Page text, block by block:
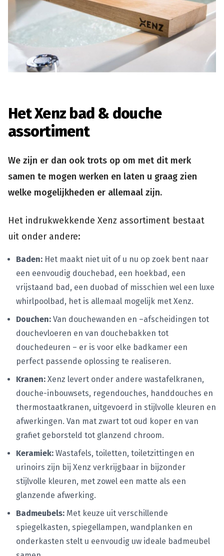
Het Xenz bad & douche
assortiment
We zijn er dan ook trots op om met dit merk
samen te mogen werken en laten u graag zien
welke mogelijkheden er allemaal zijn.
Het indrukwekkende Xenz assortiment bestaat
uit onder andere:
Baden: Het maakt niet uit of u nu op zoek bent naar
een eenvoudig douchebad, een hoekbad, een
vrijstaand bad, een duobad of misschien wel een luxe
whirlpoolbad, het is allemaal mogelijk met Xenz.
Douchen: Van douchewanden en –afscheidingen tot
douchevloeren en van douchebakken tot
douchedeuren – er is voor elke badkamer een
perfect passende oplossing te realiseren.
Kranen: Xenz levert onder andere wastafelkranen,
douche-inbouwsets, regendouches, handdouches en
thermostaatkranen, uitgevoerd in stijlvolle kleuren en
afwerkingen. Van mat zwart tot oud koper en van
grafiet geborsteld tot glanzend chroom.
Keramiek: Wastafels, toiletten, toiletzittingen en
urinoirs zijn bij Xenz verkrijgbaar in bijzonder
stijlvolle kleuren, met zowel een matte als een
glanzende afwerking.
Badmeubels: Met keuze uit verschillende
spiegelkasten, spiegellampen, wandplanken en
onderkasten stelt u eenvoudig uw ideale badmeubel